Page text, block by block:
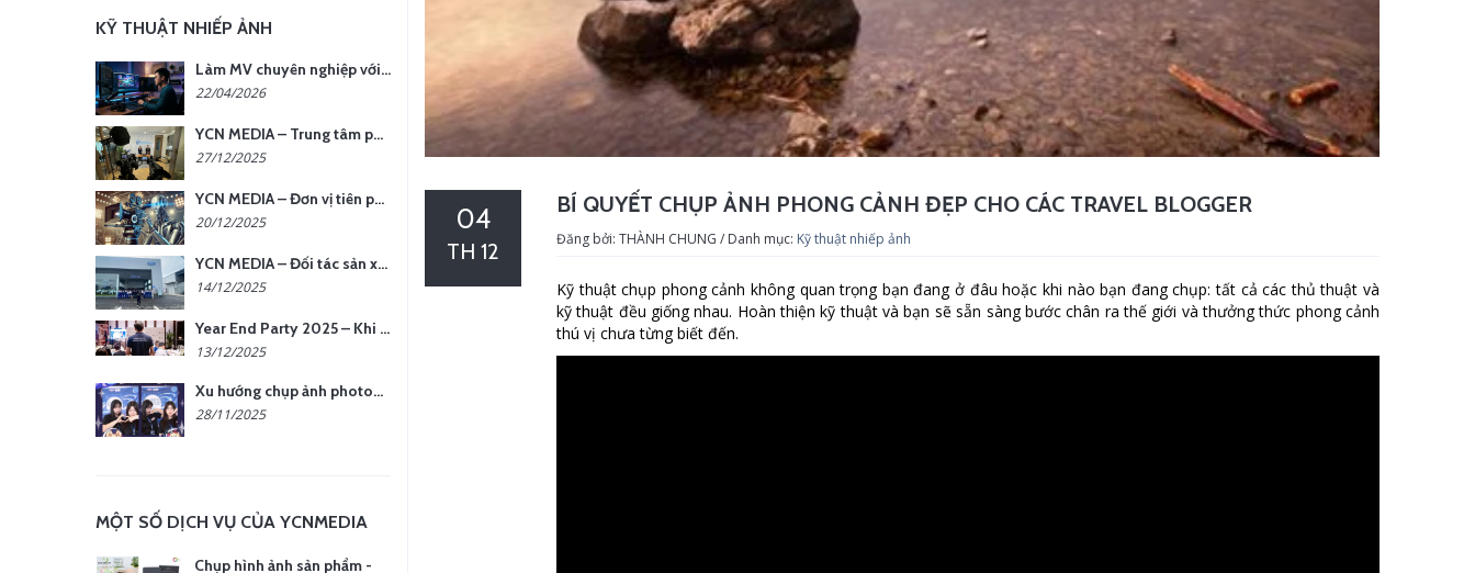
BÍ QUYẾT CHỤP ẢNH PHONG CẢNH ĐẸP CHO CÁC TRAVEL BLOGGER
04
TH 12 Đăng bởi: THÀNH CHUNG / Danh mục: Kỹ thuật nhiếp ảnh
Kỹ thuật chụp phong cảnh không quan trọng bạn đang ở đâu hoặc khi nào bạn đang chụp: tất cả các thủ thuật và
kỹ thuật đều giống nhau. Hoàn thiện kỹ thuật và bạn sẽ sẵn sàng bước chân ra thế giới và thưởng thức phong cảnh
thú vị chưa từng biết đến.
KỸ THUẬT NHIẾP ẢNH
Làm MV chuyên nghiệp với chi phí tối ưu: nên chọn quay thực tế hay video AI?
22/04/2026
YCN MEDIA – Trung tâm phụ kiện quay chụp tại Hà Nội
27/12/2025
YCN MEDIA – Đơn vị tiên phong sản xuất hình ảnh & âm thanh bằng AI tại Hà Nội
20/12/2025
YCN MEDIA – Đối tác sản xuất hình ảnh chuyên nghiệp cho doanh nghiệp tại Hà Nội
14/12/2025
Year End Party 2025 – Khi Khoảnh Khắc Trở Thành Dấu Ấn | Gói Ưu Đãi Tháng 12 Từ YCN Media
13/12/2025
Xu hướng chụp ảnh photobooth tại các sự kiện hiện nay
28/11/2025
MỘT SỐ DỊCH VỤ CỦA YCNMEDIA
Chụp hình ảnh sản phẩm -